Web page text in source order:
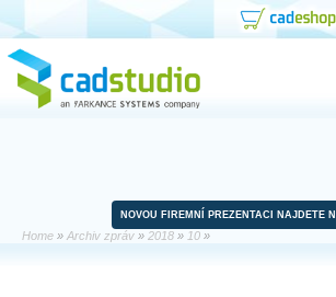
NOVOU FIREMNÍ PREZENTACI NAJDETE
Home » Archiv zpráv » 2018 » 10 »